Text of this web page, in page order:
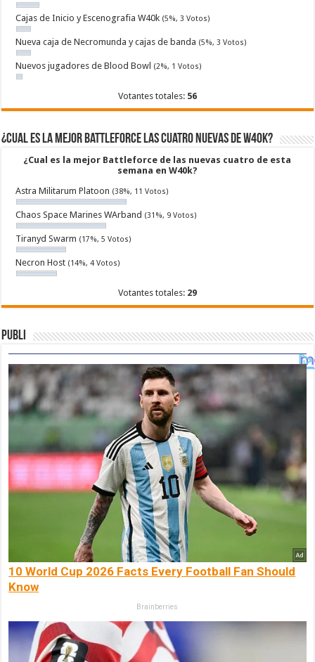
Cajas de Inicio y Escenografia W40k (5%, 3 Votos)
Nueva caja de Necromunda y cajas de banda (5%, 3 Votos)
Nuevos jugadores de Blood Bowl (2%, 1 Votos)
Votantes totales: 56
¿Cual es la mejor Battleforce las cuatro nuevas de W40k?
¿Cual es la mejor Battleforce de las nuevas cuatro de esta
semana en W40k?
Astra Militarum Platoon (38%, 11 Votos)
Chaos Space Marines WArband (31%, 9 Votos)
Tiranyd Swarm (17%, 5 Votos)
Necron Host (14%, 4 Votos)
Votantes totales: 29
Publi
10 World Cup 2026 Facts Every Football Fan Should
Know
Brainberries